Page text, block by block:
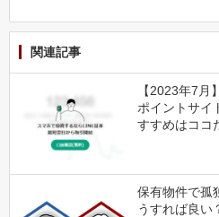
関連記事
【2023年7月
ポイントサイ
すすめはココ
保有物件で孤
うすれば良い